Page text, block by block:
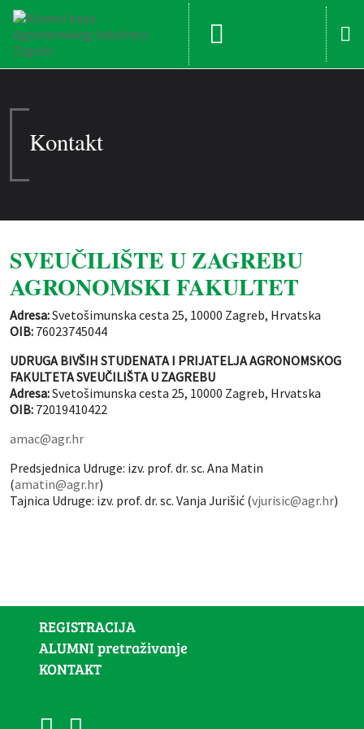
Kontakt
SVEUČILIŠTE U ZAGREBU
AGRONOMSKI FAKULTET
Adresa:Svetošimunska cesta 25, 10000 Zagreb, Hrvatska
OIB: 76023745044
UDRUGA BIVŠIH STUDENATA I PRIJATELJA AGRONOMSKOG
FAKULTETA SVEUČILIŠTA U ZAGREBU
Adresa:Svetošimunska cesta 25, 10000 Zagreb, Hrvatska
OIB: 72019410422
amac@agr.hr
Predsjednica Udruge: izv. prof. dr. sc. Ana Matin
(amatin@agr.hr)
Tajnica Udruge: izv. prof. dr. sc. Vanja Jurišić (vjurisic@agr.hr)
REGISTRACIJA
ALUMNI pretraživanje
KONTAKT